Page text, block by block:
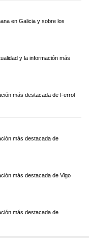
en Galicia y sobre los
y la información más
más destacada de Ferrol
más destacada de
más destacada de Vigo
más destacada de